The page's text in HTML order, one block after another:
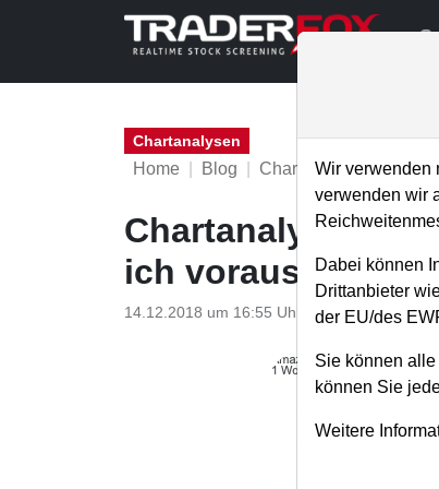
Chartanalysen
Home Blog Chartanalysen
Chartanalyse
ich
14.12.2018 um 16:55 Uhr P. Uhlschmied
Wir verwenden
verwenden wir
Dabei können
Drittanbieter
der EU/des
Sie können
können Sie
Weitere